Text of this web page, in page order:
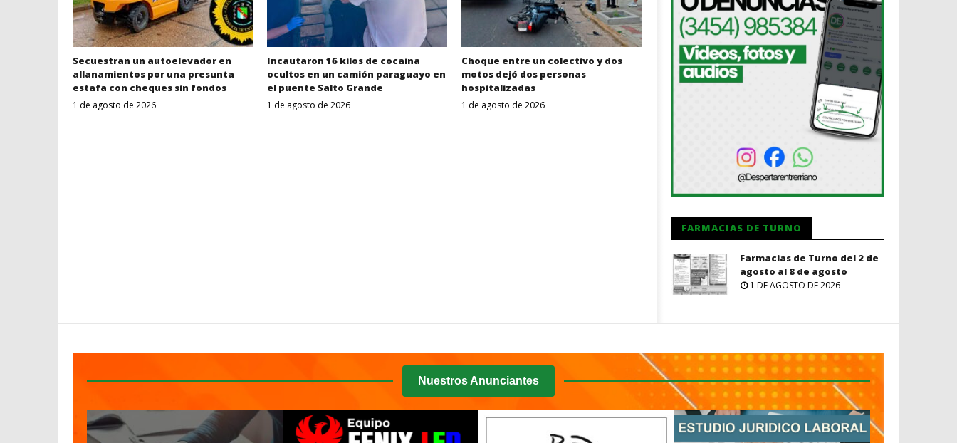
Secuestran un autoelevador en
allanamientos por una presunta
estafa con cheques sin fondos
1 de agosto de 2026
Incautaron 16 kilos de cocaína
ocultos en un camión paraguayo en
el puente Salto Grande
1 de agosto de 2026
Choque entre un colectivo y dos
motos dejó dos personas
hospitalizadas
1 de agosto de 2026
FARMACIAS DE TURNO
Farmacias de Turno del 2 de
agosto al 8 de agosto
1 DE AGOSTO DE 2026
Nuestros Anunciantes